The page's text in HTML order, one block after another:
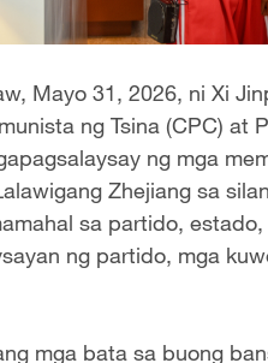
Mayo 31, 2026, ni Xi
ng Tsina (CPC) at
ng mga
Zhejiang sa
sa partido,
ng partido, mga
mga bata sa buong